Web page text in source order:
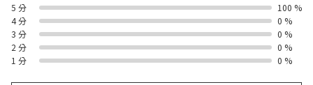
5 分
100 %
4 分
0 %
3 分
0 %
2 分
0 %
1 分
0 %